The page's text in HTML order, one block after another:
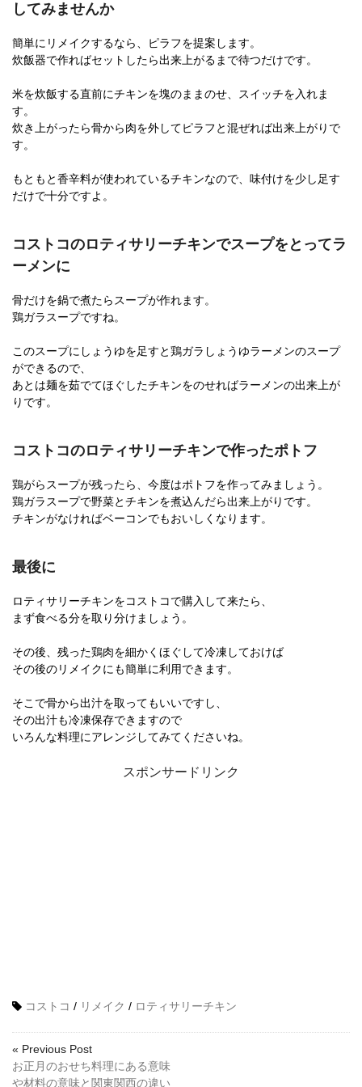
してみませんか
簡単にリメイクするなら、ピラフを提案します。
炊飯器で作ればセットしたら出来上がるまで待つだけです。
米を炊飯する直前にチキンを塊のままのせ、スイッチを入れま
す。
炊き上がったら骨から肉を外してピラフと混ぜれば出来上がりで
す。
もともと香辛料が使われているチキンなので、味付けを少し足す
だけで十分ですよ。
コストコのロティサリーチキンでスープをとってラ
ーメンに
骨だけを鍋で煮たらスープが作れます。
鶏ガラスープですね。
このスープにしょうゆを足すと鶏ガラしょうゆラーメンのスープ
ができるので、
あとは麺を茹でてほぐしたチキンをのせればラーメンの出来上が
りです。
コストコのロティサリーチキンで作ったポトフ
鶏がらスープが残ったら、今度はポトフを作ってみましょう。
鶏ガラスープで野菜とチキンを煮込んだら出来上がりです。
チキンがなければベーコンでもおいしくなります。
最後に
ロティサリーチキンをコストコで購入して来たら、
まず食べる分を取り分けましょう。
その後、残った鶏肉を細かくほぐして冷凍しておけば
その後のリメイクにも簡単に利用できます。
そこで骨から出汁を取ってもいいですし、
その出汁も冷凍保存できますので
いろんな料理にアレンジしてみてくださいね。
スポンサードリンク
コストコ / リメイク / ロティサリーチキン
« Previous Post
お正月のおせち料理にある意味
や材料の意味と関東関西の違い